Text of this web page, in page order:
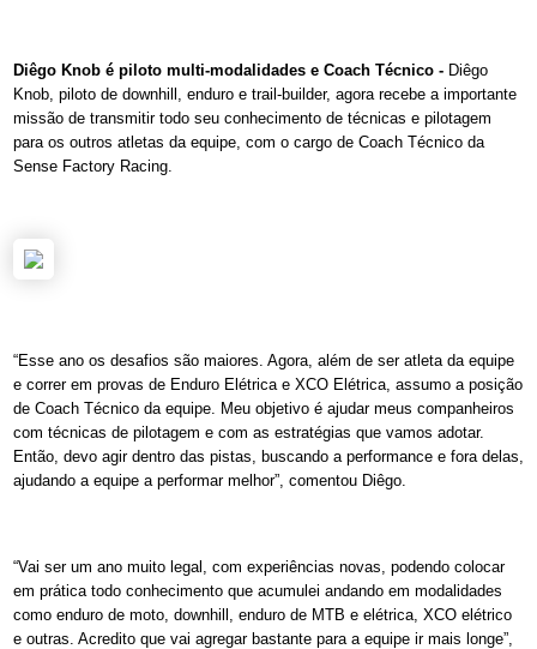
Diêgo Knob é piloto multi-modalidades e Coach Técnico - Diêgo
Knob, piloto de downhill, enduro e trail-builder, agora recebe a importante
missão de transmitir todo seu conhecimento de técnicas e pilotagem
para os outros atletas da equipe, com o cargo de Coach Técnico da
Sense Factory Racing.
“Esse ano os desafios são maiores. Agora, além de ser atleta da equipe
e correr em provas de Enduro Elétrica e XCO Elétrica, assumo a posição
de Coach Técnico da equipe. Meu objetivo é ajudar meus companheiros
com técnicas de pilotagem e com as estratégias que vamos adotar.
Então, devo agir dentro das pistas, buscando a performance e fora delas,
ajudando a equipe a performar melhor”, comentou Diêgo.
“Vai ser um ano muito legal, com experiências novas, podendo colocar
em prática todo conhecimento que acumulei andando em modalidades
como enduro de moto, downhill, enduro de MTB e elétrica, XCO elétrico
e outras. Acredito que vai agregar bastante para a equipe ir mais longe”,